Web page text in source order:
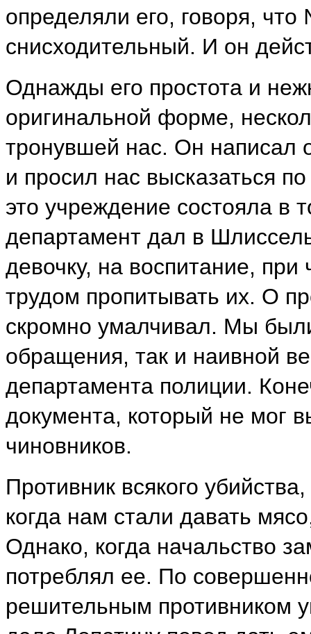
определяли его, говоря,
снисходительный. И он
Однажды его простота и
оригинальной форме,
тронувшей нас. Он написал
и просил нас высказаться
это учреждение состояла в
департамент дал в
девочку, на воспитание,
трудом пропитывать их. О
скромно умалчивал. Мы
обращения, так и наивной
департамента полиции.
документа, который не мог
чиновников.
Противник всякого
когда нам стали давать
Однако, когда начальство
потреблял ее. По
решительным противником